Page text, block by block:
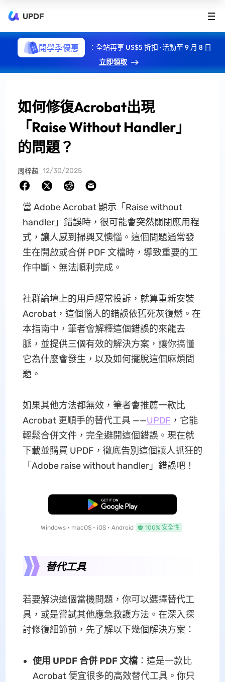
UPDF
開學季優惠
：全站再享 US$5 折扣 · 活動至 9 月 8 日
立即領取
如何修復Acrobat出現
「Raise Without Handler」
的問題？
周梓超 12/30/2025
當 Adobe Acrobat 顯示「Raise without
handler」錯誤時，很可能會突然關閉應用程
式，讓人感到掃興又懊惱。這個問題通常發
生在開啟或合併 PDF 文檔時，導致重要的工
作中斷、無法順利完成。
社群論壇上的用戶經常投訴，就算重新安裝
Acrobat，這個惱人的錯誤依舊死灰復燃。在
本指南中，筆者會解釋這個錯誤的來龍去
脈，並提供三個有效的解決方案，讓你搞懂
它為什麼會發生，以及如何擺脫這個麻煩問
題。
如果其他方法都無效，筆者會推薦一款比
Acrobat 更順手的替代工具 ——UPDF ，它能
輕鬆合併文件，完全避開這個錯誤。現在就
下載並購買 UPDF，徹底告別這個讓人抓狂的
「Adobe raise without handler」錯誤吧！
免費下載
Windows • macOS • iOS • Android 100% 安全性
替代工具
若要解決這個當機問題，你可以選擇替代工
具，或是嘗試其他應急救護方法。在深入探
討修復細節前，先了解以下幾個解決方案：
使用 UPDF 合併 PDF 文檔：這是一款比
Acrobat 便宜很多的高效替代工具。你只